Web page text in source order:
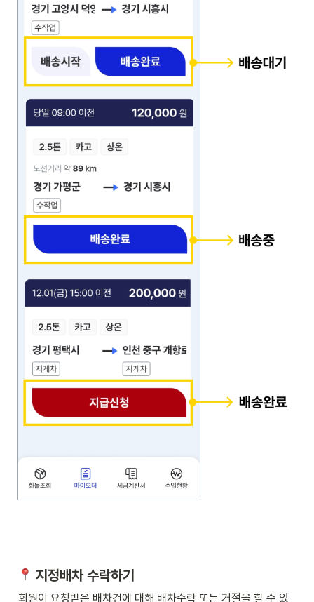
지정배차 수락하기
회원이 요청받은 배차건에 대해 배차수락 또는 거절을 할 수 있